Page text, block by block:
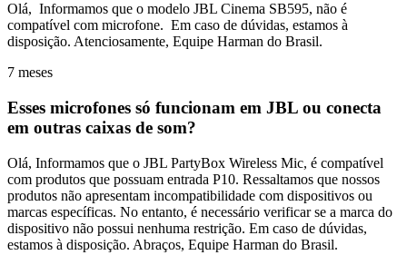
Olá, Informamos que o modelo JBL Cinema SB595, não é
compatível com microfone. Em caso de dúvidas, estamos à
disposição. Atenciosamente, Equipe Harman do Brasil.
7 meses
Esses microfones só funcionam em JBL ou conecta
em outras caixas de som?
Olá, Informamos que o JBL PartyBox Wireless Mic, é compatível
com produtos que possuam entrada P10. Ressaltamos que nossos
produtos não apresentam incompatibilidade com dispositivos ou
marcas específicas. No entanto, é necessário verificar se a marca do
dispositivo não possui nenhuma restrição. Em caso de dúvidas,
estamos à disposição. Abraços, Equipe Harman do Brasil.